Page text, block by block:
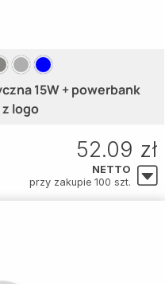
15W + powerbank
logo
52.09 zł
NETTO
przy zakupie 100 szt.